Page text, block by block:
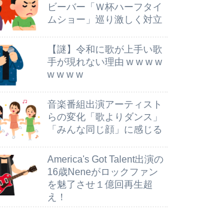
ビーバー「Ｗ杯ハーフタイ
ムショー」巡り激しく対立
【謎】令和に歌が上手い歌
手が現れない理由 w w w w
w w w w
音楽番組出演アーティスト
らの変化「歌よりダンス」
「みんな同じ顔」に感じる
America's Got Talent出演の
16歳Neneがロックファン
を魅了させ１億回再生超
え！